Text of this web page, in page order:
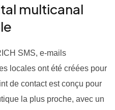
multicanal
SMS, e-mails
locales ont été créées pour
de contact est conçu pour
la plus proche, avec un